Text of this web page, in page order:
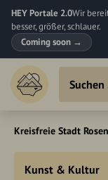
HEY Portale 2.0Wir
besser, größer, schlauer.
Coming soon →
Kreisfreie Stadt
Kunst & Kultur